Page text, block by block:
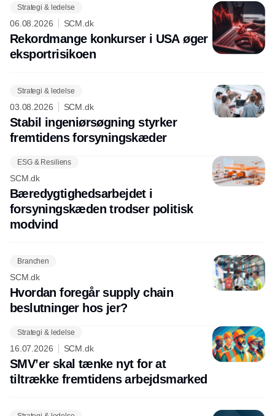
Strategi & ledelse
06.08.2026 SCM.dk
Rekordmange konkurser i USA øger
eksport­risikoen
Strategi & ledelse
03.08.2026 SCM.dk
Stabil ingeniørsøgning styrker
fremtidens forsyningskæder
ESG & Resiliens
SCM.dk
Bæredygtighedsarbejdet i
forsyningskæden trodser politisk
modvind
Branchen
SCM.dk
Hvordan foregår supply chain
beslutninger hos jer?
Strategi & ledelse
16.07.2026 SCM.dk
SMV’er skal tænke nyt for at
tiltrække fremtidens arbejdsmarked